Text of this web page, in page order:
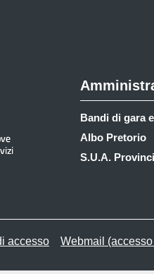
Bandi di gara
Albo Pretorio
S.U.A.
accesso Webmail